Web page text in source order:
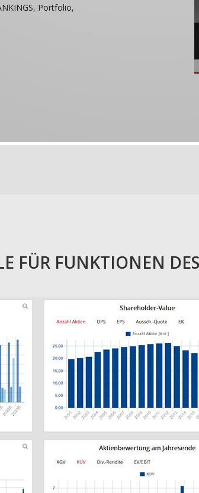
Portfolio,
FÜR FUNKTIONEN